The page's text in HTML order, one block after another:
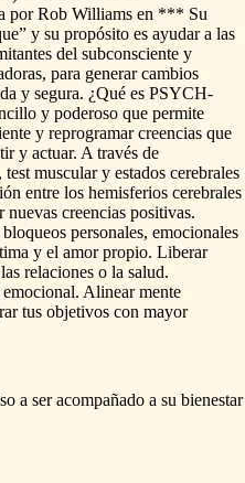
por Rob Williams en *** Su
y su propósito es ayudar a las
del subconsciente y
para generar cambios
y segura. ¿Qué es PSYCH-
y poderoso que permite
y reprogramar creencias que
y actuar. A través de
test muscular y estados cerebrales
entre los hemisferios cerebrales
nuevas creencias positivas.
bloqueos personales, emocionales
y el amor propio. Liberar
las relaciones o la salud.
emocional. Alinear mente
tus objetivos con mayor
a ser acompañado a su bienestar